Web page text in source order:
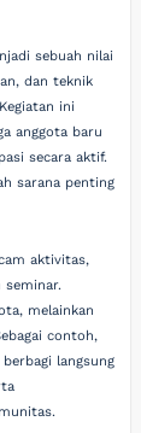
sebuah nilai
dan teknik
ini
anggota baru
secara aktif.
sarana penting
aktivitas,
seminar.
melainkan
contoh,
langsung